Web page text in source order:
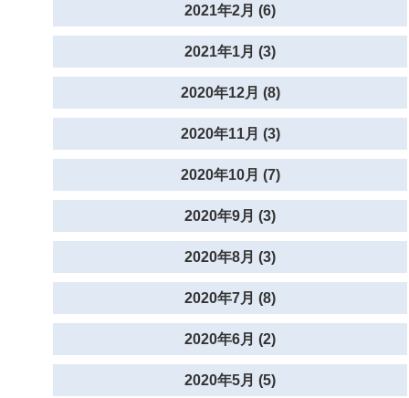
2021年2月 (6)
2021年1月 (3)
2020年12月 (8)
2020年11月 (3)
2020年10月 (7)
2020年9月 (3)
2020年8月 (3)
2020年7月 (8)
2020年6月 (2)
2020年5月 (5)